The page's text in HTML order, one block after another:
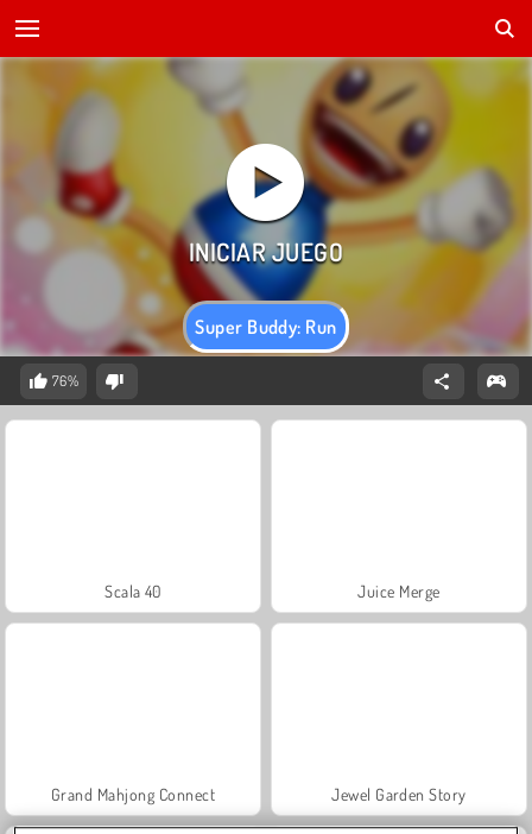
Super Buddy: Run
76%
Scala 40 Juice Merge
Grand Mahjong Connect Jewel Garden Story